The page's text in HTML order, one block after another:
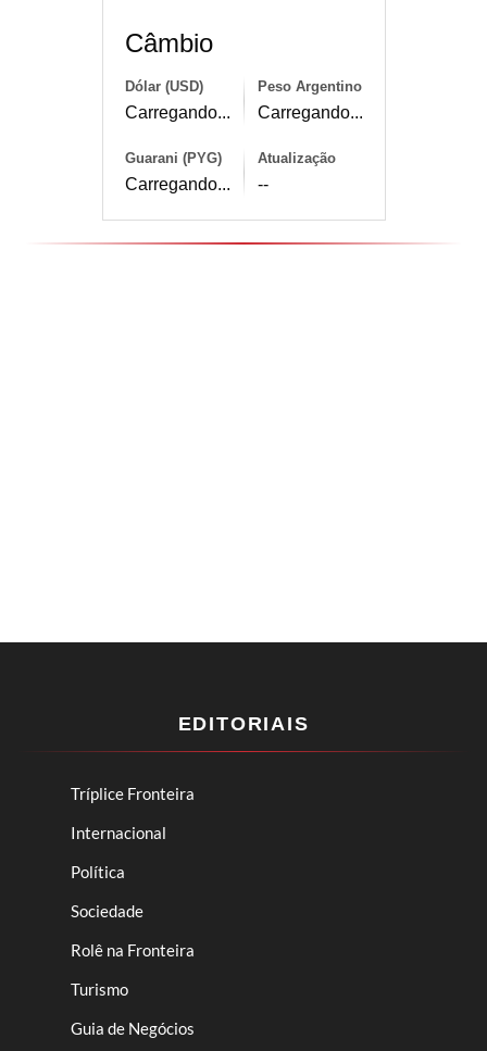
Câmbio
Dólar (USD)
Carregando...
Peso Argentino
Carregando...
Guarani (PYG)
Carregando...
Atualização
--
EDITORIAIS
Tríplice Fronteira
Internacional
Política
Sociedade
Rolê na Fronteira
Turismo
Guia de Negócios